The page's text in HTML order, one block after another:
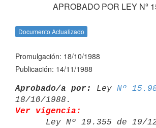
APROBADO POR LEY Nº
Documento Actualizado
Promulgación: 18/10/1988
Publicación: 14/11/1988
Aprobado/a por: Ley Nº
Ver vigencia: